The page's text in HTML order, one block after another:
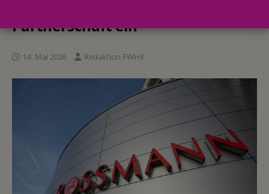
Partnerschaft ein
14. Mai 2026 Redaktion FWHK